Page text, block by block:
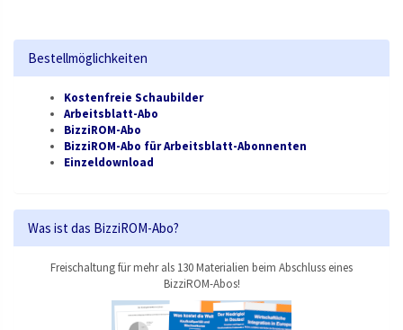
Bestellmöglichkeiten
Kostenfreie Schaubilder
Arbeitsblatt-Abo
BizziROM-Abo
BizziROM-Abo für Arbeitsblatt-Abonnenten
Einzeldownload
Was ist das BizziROM-Abo?
Freischaltung für mehr als 130 Materialien beim Abschluss eines
BizziROM-Abos!